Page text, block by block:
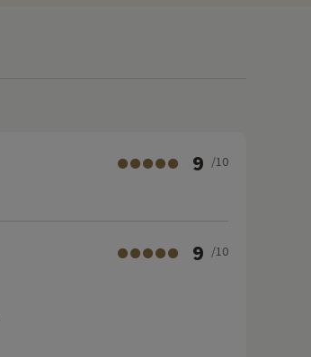
9 /10
9 /10